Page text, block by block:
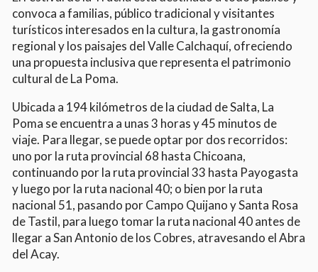
convoca a familias, público tradicional y visitantes
turísticos interesados en la cultura, la gastronomía
regional y los paisajes del Valle Calchaquí, ofreciendo
una propuesta inclusiva que representa el patrimonio
cultural de La Poma.
Ubicada a 194 kilómetros de la ciudad de Salta, La
Poma se encuentra a unas 3 horas y 45 minutos de
viaje. Para llegar, se puede optar por dos recorridos:
uno por la ruta provincial 68 hasta Chicoana,
continuando por la ruta provincial 33 hasta Payogasta
y luego por la ruta nacional 40; o bien por la ruta
nacional 51, pasando por Campo Quijano y Santa Rosa
de Tastil, para luego tomar la ruta nacional 40 antes de
llegar a San Antonio de los Cobres, atravesando el Abra
del Acay.